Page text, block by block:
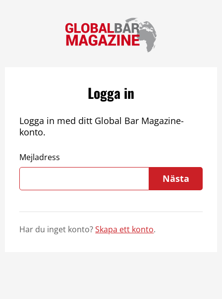
Logga in
Logga in med ditt Global Bar Magazine-
konto.
Mejladress
Nästa
Har du inget konto?Skapa ett konto.